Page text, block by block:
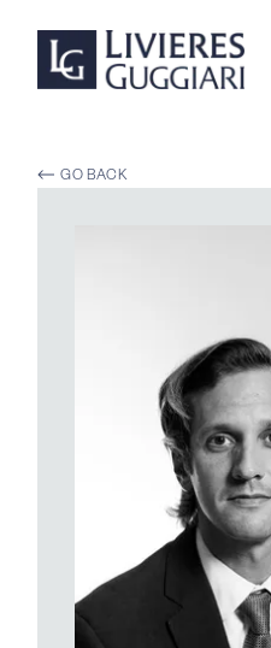
GO BACK